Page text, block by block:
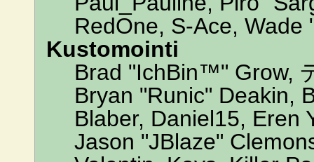
RedOne, S-Ace,
Kustomointi
Brad "IchBin™" Grow,
Bryan "Runic" Deakin,
Blaber, Daniel15, Eren
Jason "JBlaze"